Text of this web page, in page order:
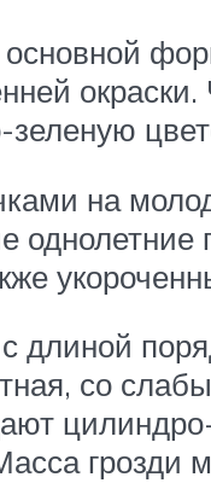
зеленую
на
длиной
со
грозди